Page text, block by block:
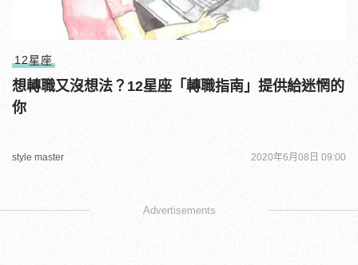
12星座
想轉職又沒想法？12星座「轉職指南」提供給迷惘的
你
style master 2020年6月08日 09:00
Advertisements